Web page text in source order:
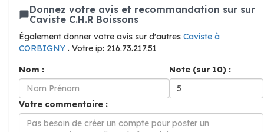
Donnez votre avis et recommandation sur sur
Caviste C.H.R Boissons
Également donner votre avis sur d'autres Caviste à
CORBIGNY . Votre ip: 216.73.217.51
Nom :
Note (sur 10) :
Votre commentaire :